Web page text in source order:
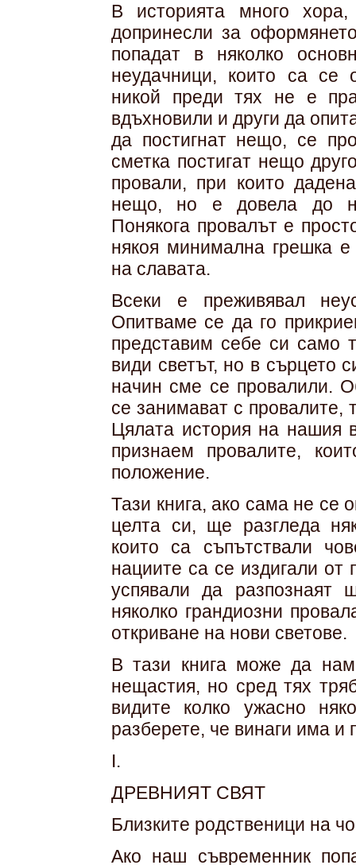
В историята много
допринесли за
попадат в няколко
неудачници, които са се
никой преди тях не е
вдъхновили и други да
да постигнат нещо, се
сметка постигат нещо
провали, при които
нещо, но е довела до
Понякога провалът е
някоя минимална грешка е
на славата.
Всеки е преживявал
Опитваме се да го
представим себе си само
види светът, но в сърцето
начин сме се провалили.
се занимават с провалите,
Цялата история на нашия
признаем провалите,
положение.
Тази книга, ако сама не се
целта си, ще разгледа
които са съпътствали
нациите са се издигали от
успявали да
няколко грандиозни
откриване на нови светове.
В тази книга може да
нещастия, но сред тях
видите колко ужасно
разберете, че винаги има и
I.
ДРЕВНИЯТ СВЯТ
Близките родственици на
Ако наш съвременник